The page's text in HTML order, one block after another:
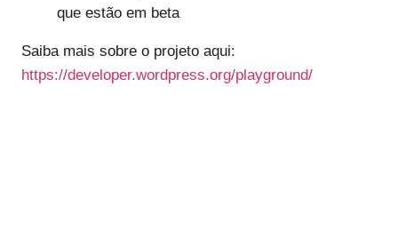
que estão em beta
Saiba mais sobre o projeto aqui:
https://developer.wordpress.org/playground/